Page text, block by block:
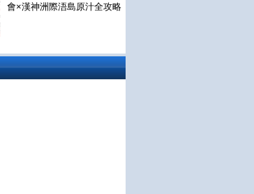
會×漢神洲際浯島原汁全攻略